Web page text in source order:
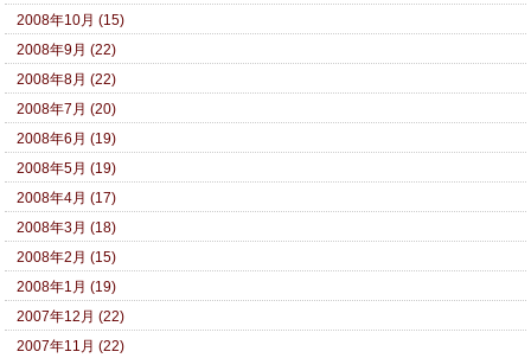
2008年10月 (15)
2008年9月 (22)
2008年8月 (22)
2008年7月 (20)
2008年6月 (19)
2008年5月 (19)
2008年4月 (17)
2008年3月 (18)
2008年2月 (15)
2008年1月 (19)
2007年12月 (22)
2007年11月 (22)